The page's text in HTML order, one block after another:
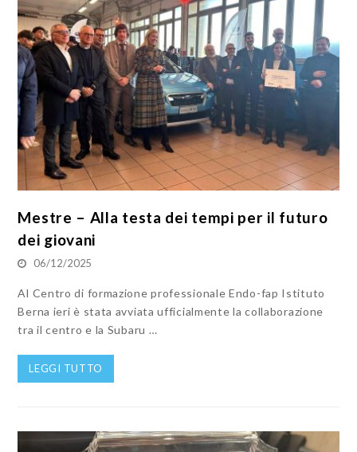
Mestre – Alla testa dei tempi per il futuro
dei giovani
06/12/2025
Al Centro di formazione professionale Endo-fap Istituto
Berna ieri è stata avviata ufficialmente la collaborazione
tra il centro e la Subaru …
LEGGI TUTTO